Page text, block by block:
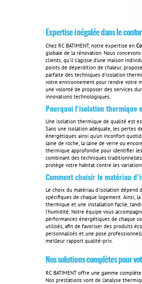
Expertise inégalée dans le
Chez RC BATIMENT, notre expertise en
globale de la rénovation. Nous
clients, qu'il s'agisse d'une maison
points de déperdition de chaleur,
parfaite des techniques d'isolation
votre environnement pour rendre votre
une volonté de proposer des services
innovations technologiques.
Pourquoi l'isolation thermique
Une isolation thermique de qualité est
Sans une isolation adéquate, les pertes
énergétiques ainsi qu'un inconfort
laine de roche, la laine de verre ou
thermique approfondie pour identifier
combinant des techniques
protège votre habitat contre les
Comment choisir le matériau
Le choix du matériau d'isolation
spécifiques de chaque logement. Ainsi,
thermique et une installation facile,
l'humidité. Notre équipe vous
performances énergétiques de chaque
utilisés, afin de favoriser des produits
personnalisés et une pose
meilleur rapport qualité-prix.
Nos solutions complètes pour
RC BATIMENT offre une gamme
Nos prestations vont de l'analyse